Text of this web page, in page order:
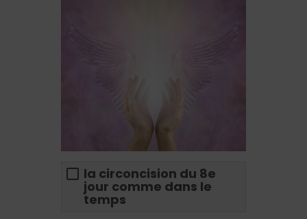
la circoncision du 8e
jour comme dans le
temps